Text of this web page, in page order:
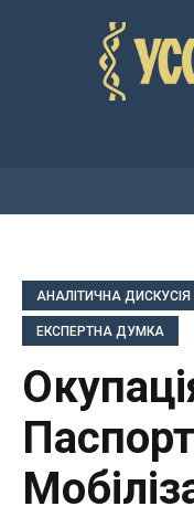
АНАЛІТИЧНА
ЕКСПЕРТНА ДУМКА